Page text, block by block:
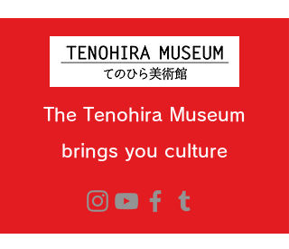
The Tenohira Museum
brings you culture